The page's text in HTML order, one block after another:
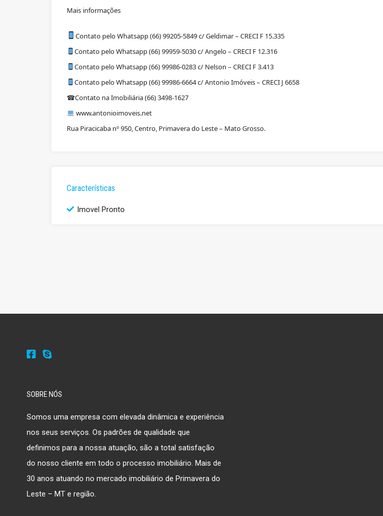
Mais informações
Contato pelo Whatsapp (66) 99205-5849 c/ Geldimar – CRECI F 15.335
Contato pelo Whatsapp (66) 99959-5030 c/ Angelo – CRECI F 12.316
Contato pelo Whatsapp (66) 99986-0283 c/ Nelson – CRECI F 3.413
Contato pelo Whatsapp (66) 99986-6664 c/ Antonio Imóveis – CRECI J 6658
☎Contato na Imobiliária (66) 3498-1627
www.antonioimoveis.net
Rua Piracicaba nº 950, Centro, Primavera do Leste – Mato Grosso.
Características
Imovel Pronto
SOBRE NÓS
Somos uma empresa com elevada dinâmica e experiência
nos seus serviços. Os padrões de qualidade que
definimos para a nossa atuação, são a total satisfação
do nosso cliente em todo o processo imobiliário. Mais de
30 anos atuando no mercado imobiliário de Primavera do
Leste – MT e região.